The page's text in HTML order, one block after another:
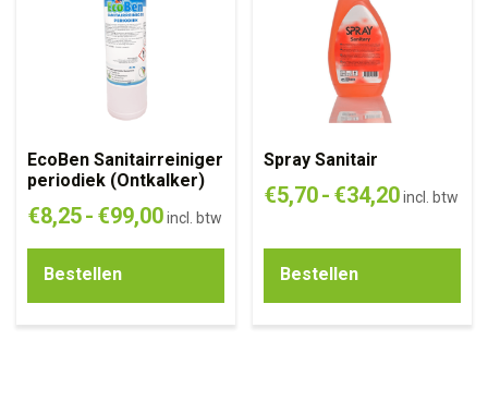
EcoBen Sanitairreiniger
periodiek (Ontkalker)
€8,25- €99,00incl. btw
Bestellen
Spray Sanitair
€5,70- €34,20 incl. btw
Bestellen